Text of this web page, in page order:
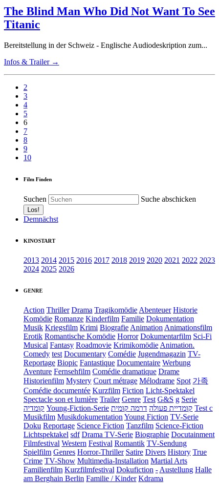
The Blind Man Who Did Not Want To See
Titanic
Bereitstellung in der Schweiz - Englische Audiodeskription zum...
Infos & Trailer →
2
3
4
5
6
7
8
9
10
Film Finden
Suchen Suche abschicken
Demnächst
KINOSTART
2013 2014 2015 2016 2017 2018 2019 2020 2021 2022 2023
2024 2025 2026
GENRE
Action Thriller Drama Tragikomödie Abenteuer Historie
Komödie Romanze Kinderfilm Familie Dokumentation
Musik Kriegsfilm Krimi Biografie Animation Animationsfilm
Erotik Romantische Komödie Horror Dokumentarfilm Sci-Fi
Musical Fantasy Roadmovie Krimikomödie Animation.
Comedy test Documentary Comédie Jugendmagazin TV-
Reportage Biopic Fantastique Documentaire Werbung
Aventure Fernsehfilm Comédie dramatique Drame
Historienfilm Mystery Court métrage Mélodrame Spot 가족
Comédie documentée Kurzfilm Fiction Licht-Spektakel
Spectacle son et lumière Trailer Genre Test G&S g Serie
קומדיה Young-Fiction-Serie קומדיית פעולה דרמה קומית
Test c
Musikfilm Musikdokumentation Young Fiction TV-Serie
Doku Reportage Science Fiction Tanzfilm Science-Fiction
Lichtspektakel sdf Drama TV-Serie Biographie Docutainment
Filmfestival Western Festival Romantik TV-Sendung
Spielfilm Genres Horror-Thriller Satire Divers History True
Crime TV-Show Multimedia-Installation Martial Arts
Familienfilm Kurzfilmfestival Dokufiction - Austellung Halle
am Berghain Berlin Familie / Kinder Kdrama